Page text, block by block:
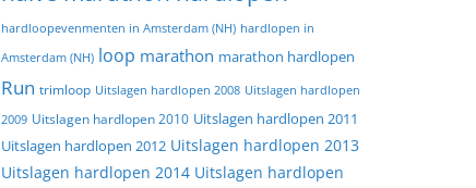
hardloopevenmenten in Amsterdam (NH) hardlopen in
Amsterdam (NH) loop marathon marathon hardlopen
Run trimloop Uitslagen hardlopen 2008 Uitslagen hardlopen
2009 Uitslagen hardlopen 2010 Uitslagen hardlopen 2011
Uitslagen hardlopen 2012 Uitslagen hardlopen 2013
Uitslagen hardlopen 2014 Uitslagen hardlopen